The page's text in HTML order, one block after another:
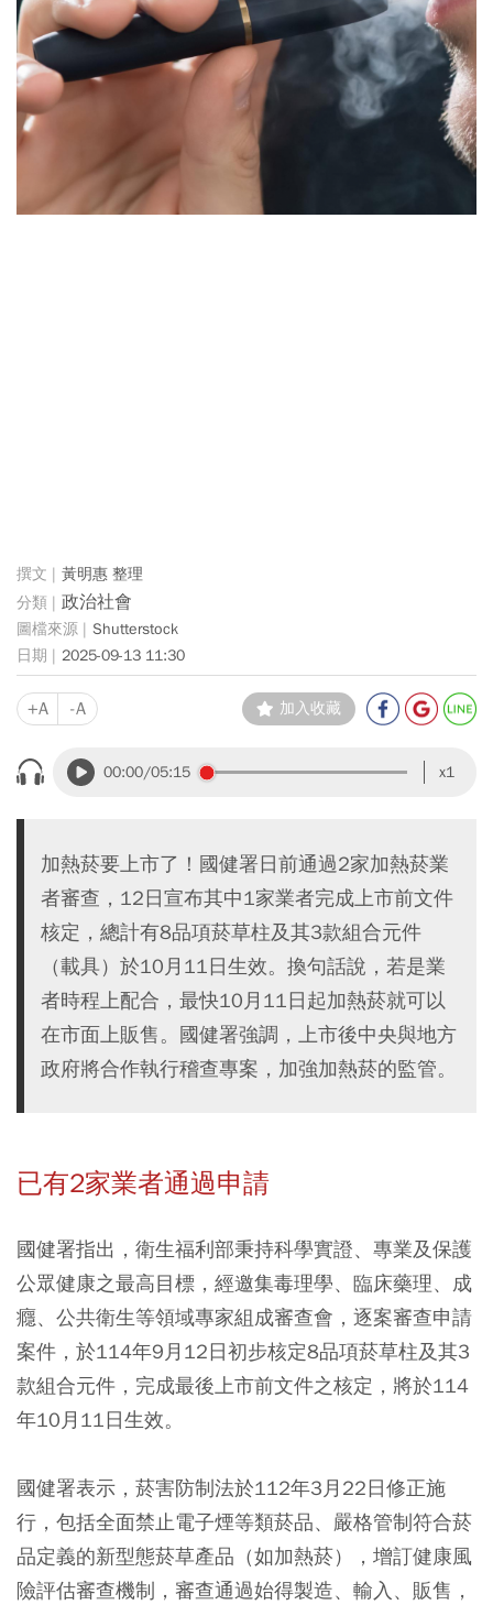
黃明惠 整理
政治社會
Shutterstock
2025-09-13 11:30
+A -A 加入收藏
00:00/05:15 x1
加熱菸要上市了！國健署日前通過2家加熱菸業
者審查，12日宣布其中1家業者完成上市前文件
核定，總計有8品項菸草柱及其3款組合元件
（載具）於10月11日生效。換句話說，若是業
者時程上配合，最快10月11日起加熱菸就可以
在市面上販售。國健署強調，上市後中央與地方
政府將合作執行稽查專案，加強加熱菸的監管。
已有2家業者通過申請
國健署指出，衛生福利部秉持科學實證、專業及保護
公眾健康之最高目標，經邀集毒理學、臨床藥理、成
癮、公共衛生等領域專家組成審查會，逐案審查申請
案件，於114年9月12日初步核定8品項菸草柱及其3
款組合元件，完成最後上市前文件之核定，將於114
年10月11日生效。
國健署表示，菸害防制法於112年3月22日修正施
行，包括全面禁止電子煙等類菸品、嚴格管制符合菸
品定義的新型態菸草產品（如加熱菸），增訂健康風
險評估審查機制，審查通過始得製造、輸入、販售，